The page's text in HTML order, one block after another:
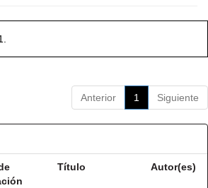
Anterior 1 Siguiente
Título Autor(es)